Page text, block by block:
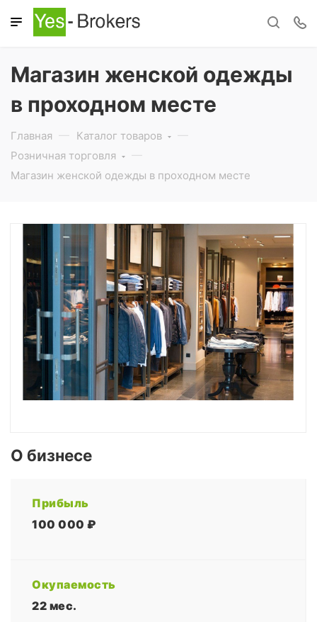
Магазин женской одежды
в проходном месте
Главная
Каталог товаров
Розничная торговля
Магазин женской одежды в проходном месте
О бизнесе
Прибыль
100 000 ₽
Окупаемость
22 мес.